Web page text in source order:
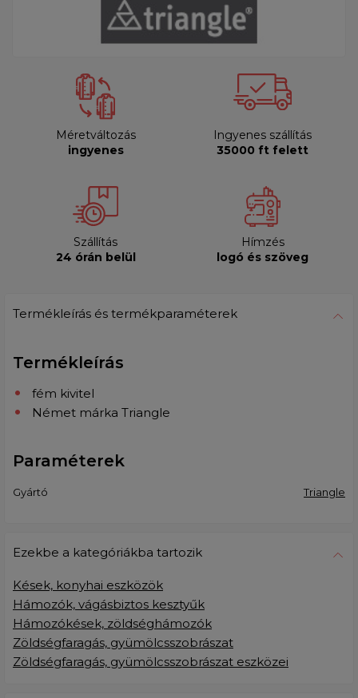
Méretváltozás
ingyenes
Ingyenes szállítás
35000 ft felett
Szállítás
24 órán belül
Hímzés
logó és szöveg
Termékleírás és termékparaméterek
Termékleírás
fém kivitel
Német márka Triangle
Paraméterek
Gyártó Triangle
Ezekbe a kategóriákba tartozik
Kések, konyhai eszközök
Hámozók, vágásbiztos kesztyűk
Hámozókések, zöldséghámozók
Zöldségfaragás, gyümölcsszobrászat
Zöldségfaragás, gyümölcsszobrászat eszközei